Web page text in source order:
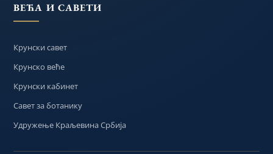
ВЕЋА И САВЕТИ
Крунски савет
Крунско веће
Крунски кабинет
Савет за ботанику
Удружење Краљевина Србија